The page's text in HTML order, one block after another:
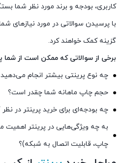
کاربری، بودجه و برند مورد نظر شما
با پرسیدن سوالاتی در مورد نیازهای
گزینه کمک خواهند کرد.
برخی از سوالاتی که ممکن است از شما
چه نوع پرینتی بیشتر انجام
حجم چاپ ماهانه شما چقدر است؟
چه بودجه‌ای برای خرید پرینتر در نظر
به چه ویژگی‌هایی در پرینتر
چاپ، قابلیت اتصال به شبکه)؟